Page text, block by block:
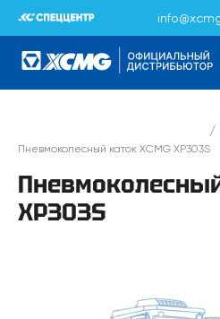
/
Пневмоколесный каток XCMG XP303S
XP303S